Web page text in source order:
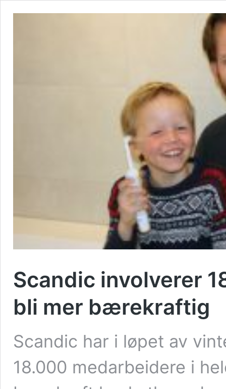
Scandic involverer
bli mer bærekraftig
Scandic har i løpet av
18.000 medarbeidere i